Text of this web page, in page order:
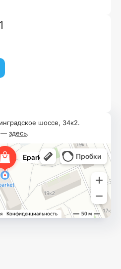
шоссе, 34к2.
— здесь.